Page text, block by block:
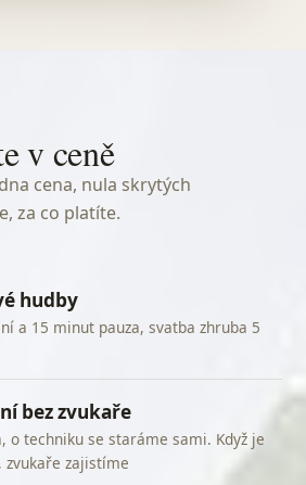
v ceně
cena, nula skrytých
za co platíte.
hudby
a 15 minut pauza, svatba zhruba 5
bez zvukaře
o techniku se staráme sami. Když je
zajistíme